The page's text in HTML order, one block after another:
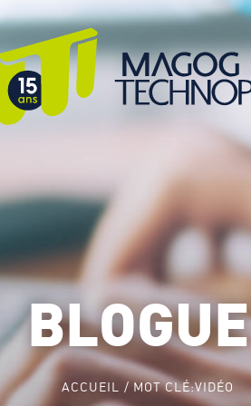
BLOGUE
ACCUEIL MOT CLÉ:VIDÉO